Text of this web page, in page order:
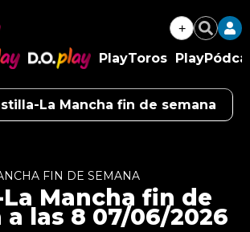
+ Buscar
D.O.Play
PlayToros
La Mancha fin de semana
Algo salió mal.
Try again
FIN DE SEMANA
Mancha fin de
a las 8 07/06/2026